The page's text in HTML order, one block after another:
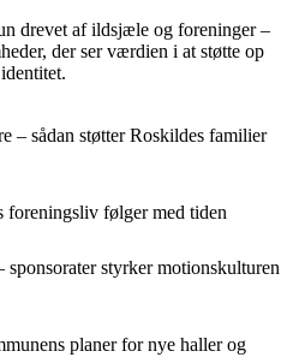
drevet af ildsjæle og foreninger –
der ser værdien i at støtte op
– sådan støtter Roskildes familier
foreningsliv følger med tiden
styrker motionskulturen
planer for nye haller og